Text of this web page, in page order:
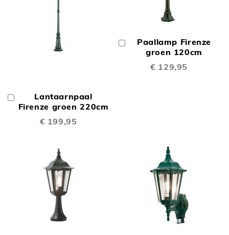
Lantaarnpaal
Firenze groen 220cm
€ 199,95
Winkelwagen
Paallamp Firenze
groen 120cm
€ 129,95
Winkelwagen